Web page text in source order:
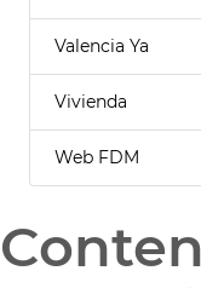
Valencia Ya
Vivienda
Web FDM